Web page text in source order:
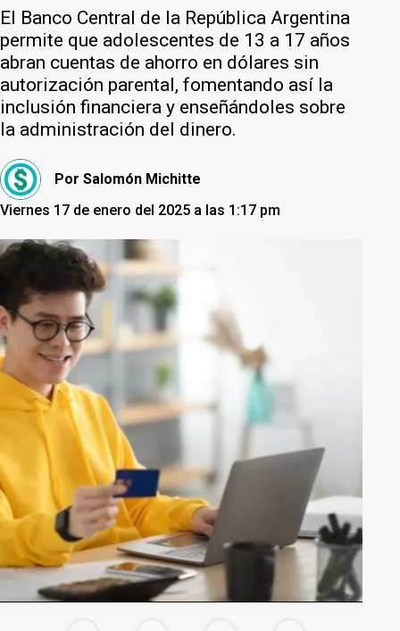
El Banco Central de la República Argentina
permite que adolescentes de 13 a 17 años
abran cuentas de ahorro en dólares sin
autorización parental, fomentando así la
inclusión financiera y enseñándoles sobre
la administración del dinero.
Por Salomón Michitte
Viernes 17 de enero del 2025 a las 1:17 pm